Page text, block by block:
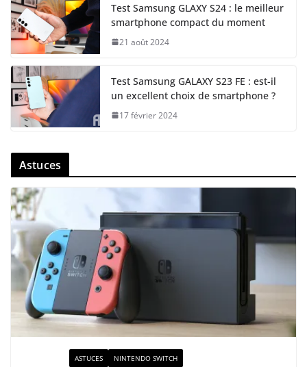
Test Samsung GLAXY S24 : le meilleur
smartphone compact du moment
21 août 2024
Test Samsung GALAXY S23 FE : est-il
un excellent choix de smartphone ?
17 février 2024
Astuces
ASTUCES NINTENDO SWITCH